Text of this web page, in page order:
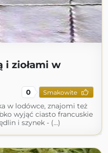
i ziołami w
0 Smakowite
w lodówce, znajomi też
wyjąć ciasto francuskie
i szynek - (...)